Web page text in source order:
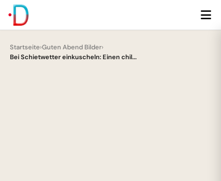
Startseite›Guten Abend Bilder›
Bei Schietwetter einkuscheln: Einen chil...